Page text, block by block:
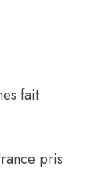
fait
pris